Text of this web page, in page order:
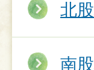
北
南